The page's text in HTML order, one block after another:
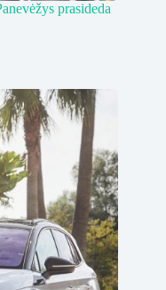
prasideda